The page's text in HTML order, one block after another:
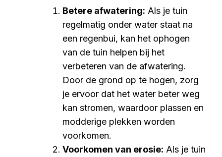
Betere afwatering: Als je tuin
regelmatig onder water staat na
een regenbui, kan het ophogen
van de tuin helpen bij het
verbeteren van de afwatering.
Door de grond op te hogen, zorg
je ervoor dat het water beter weg
kan stromen, waardoor plassen en
modderige plekken worden
voorkomen.
Voorkomen van erosie: Als je tuin